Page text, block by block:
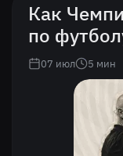
Как
по
07 июл 5 мин